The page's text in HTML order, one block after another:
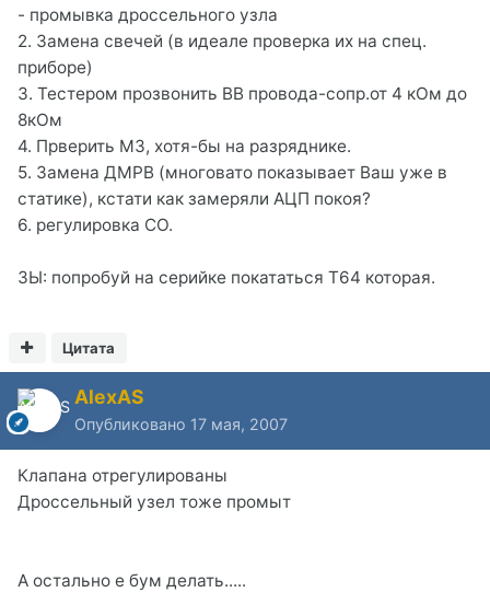
- промывка дроссельного узла
2. Замена свечей (в идеале проверка их на спец.
приборе)
3. Тестером прозвонить ВВ провода-сопр.от 4 кОм до
8кОм
4. Прверить МЗ, хотя-бы на разряднике.
5. Замена ДМРВ (многовато показывает Ваш уже в
статике), кстати как замеряли АЦП покоя?
6. регулировка СО.
ЗЫ: попробуй на серийке покататься Т64 которая.
Цитата
AlexAS
Опубликовано 17 мая, 2007
Клапана отрегулированы
Дроссельный узел тоже промыт
А остально е бум делать.....